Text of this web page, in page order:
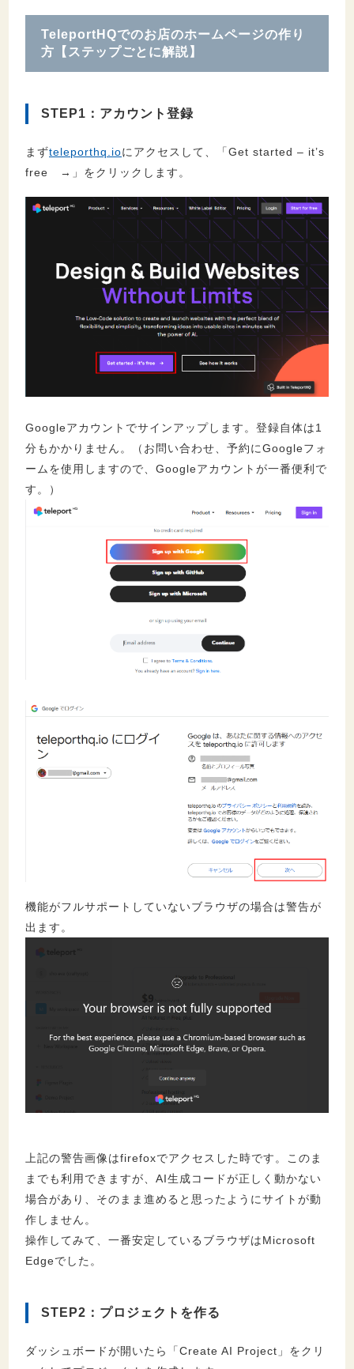
TeleportHQでのお店のホームページの作り
方【ステップごとに解説】
STEP1：アカウント登録
まずteleporthq.ioにアクセスして、「Get started – it’s
free →」をクリックします。
Googleアカウントでサインアップします。登録自体は1
分もかかりません。（お問い合わせ、予約にGoogleフォ
ームを使用しますので、Googleアカウントが一番便利で
す。）
機能がフルサポートしていないブラウザの場合は警告が
出ます。
上記の警告画像はfirefoxでアクセスした時です。このま
までも利用できますが、AI生成コードが正しく動かない
場合があり、そのまま進めると思ったようにサイトが動
作しません。
操作してみて、一番安定しているブラウザはMicrosoft
Edgeでした。
STEP2：プロジェクトを作る
ダッシュボードが開いたら「Create AI Project」をクリ